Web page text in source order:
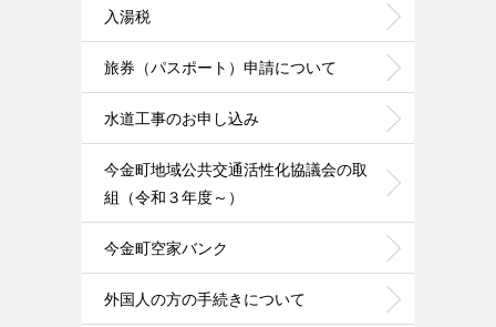
入湯税
旅券（パスポート）申請について
水道工事のお申し込み
今金町地域公共交通活性化協議会の取
組（令和３年度～）
今金町空家バンク
外国人の方の手続きについて